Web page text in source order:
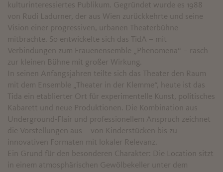
kulturinteressiertes Publikum. Gegründet wurde es 1988
von Rudi Ladurner, der aus Wien zurückkehrte und seine
Vision einer progressiven, urbanen Theaterbühne
mitbrachte. So entwickelte sich das TidA – mit
Verbindungen zum Frauenensemble „Phenomena“ – rasch
zur kleinen Bühne mit großer Wirkung.
In seinen Anfangsjahren teilte sich das Theater den Raum
mit dem Ensemble „Theater in der Klemme“, heute ist das
Tida ein etablierter Ort für experimentelle Kunst, politisches
Kabarett und neue Produktionen. Die Kombination aus
Underground-Flair und professionellem Anspruch zeichnet
die Vorstellungen aus – von Kinderstücken bis zu
innovativen Formaten mit lokaler Relevanz.
Ein Grund für den besonderen Charakter: Die Location sitzt
in einem atmosphärischen Gewölbekeller unter dem